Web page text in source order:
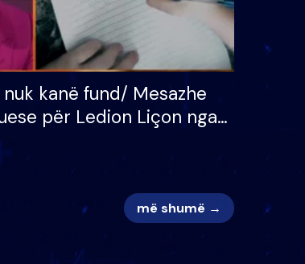
kanë fund/ Mesazhe
për Ledion Liçon nga
më shumë →